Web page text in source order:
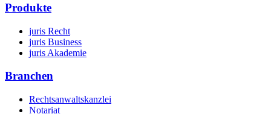
Produkte
juris Recht
juris Business
juris Akademie
Branchen
Rechtsanwaltskanzlei
Notariat